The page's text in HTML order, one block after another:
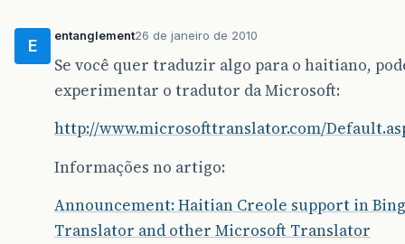
E
entanglement26 de janeiro de 2010
Se você quer traduzir algo para o haitiano,
experimentar o tradutor da Microsoft:
http://www.microsofttranslator.com/
Informações no artigo:
Announcement: Haitian Creole support in Bing
Translator and other Microsoft Translator